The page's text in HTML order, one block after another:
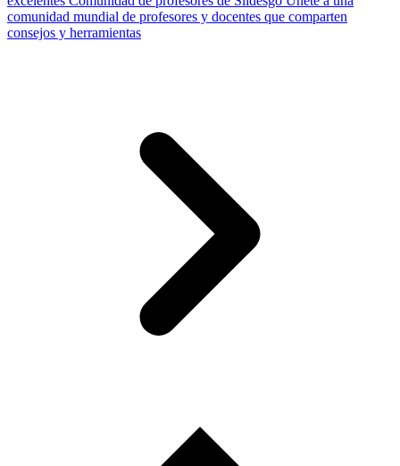
comunidad mundial de profesores y docentes que comparten
consejos y herramientas